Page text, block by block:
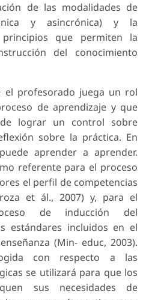
de las modalidades de
y asincrónica) y la
que permiten la
del conocimiento
el profesorado juega un rol
de aprendizaje y que
lograr un control sobre
sobre la práctica. En
aprender a aprender.
referente para el proceso
el perfil de competencias
et ál., 2007) y, para el
de inducción del
estándares incluidos en el
(Min- educ, 2003).
con respecto a las
se utilizará para que los
sus necesidades de